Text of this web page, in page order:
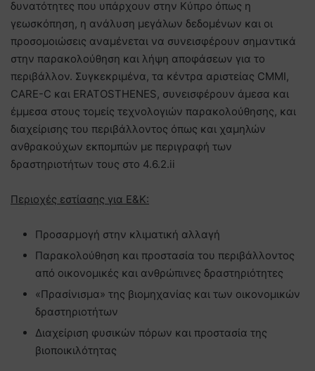
δυνατότητες που υπάρχουν στην Κύπρο όπως η
γεωσκόπηση, η ανάλυση μεγάλων δεδομένων και οι
προσομοιώσεις αναμένεται να συνεισφέρουν σημαντικά
στην παρακολούθηση και λήψη αποφάσεων για το
περιβάλλον. Συγκεκριμένα, τα κέντρα αριστείας CMMI,
CARE-C και ERATOSTHENES, συνεισφέρουν άμεσα και
έμμεσα στους τομείς τεχνολογιών παρακολούθησης, και
διαχείρισης του περιβάλλοντος όπως και χαμηλών
ανθρακούχων εκπομπών με περιγραφή των
δραστηριοτήτων τους στο 4.6.2.ii
Περιοχές εστίασης για Ε&Κ:
Προσαρμογή στην κλιματική αλλαγή
Παρακολούθηση και προστασία του περιβάλλοντος
από οικονομικές και ανθρώπινες δραστηριότητες
«Πρασίνισμα» της βιομηχανίας και των οικονομικών
δραστηριοτήτων
Διαχείριση φυσικών πόρων και προστασία της
βιοποικιλότητας